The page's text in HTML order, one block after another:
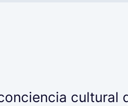
cultural